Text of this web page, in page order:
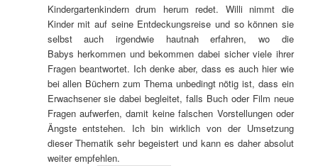
Kindergartenkindern drum herum redet. Willi nimmt die
Kinder mit auf seine Entdeckungsreise und so können sie
selbst auch irgendwie hautnah erfahren, wo die
Babys herkommen und bekommen dabei sicher viele ihrer
Fragen beantwortet. Ich denke aber, dass es auch hier wie
bei allen Büchern zum Thema unbedingt nötig ist, dass ein
Erwachsener sie dabei begleitet, falls Buch oder Film neue
Fragen aufwerfen, damit keine falschen Vorstellungen oder
Ängste entstehen. Ich bin wirklich von der Umsetzung
dieser Thematik sehr begeistert und kann es daher absolut
weiter empfehlen.